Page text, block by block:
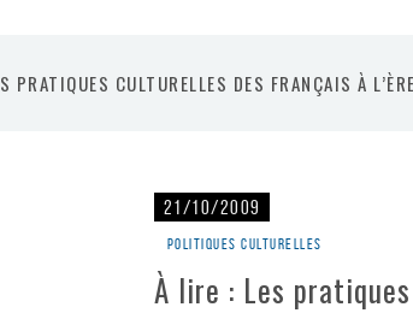
PRATIQUES CULTURELLES DES FRANÇAIS À
21/10/2009
Politiques culturelles
À lire : Les